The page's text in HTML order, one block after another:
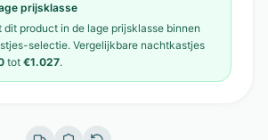
prijsklasse
dit product in de lage prijsklasse binnen
-selectie. Vergelijkbare nachtkastjes
tot €1.027.